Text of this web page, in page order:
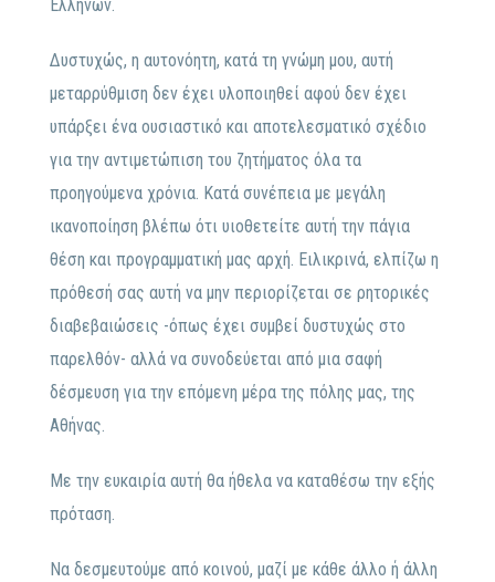
Ελλήνων.
Δυστυχώς, η αυτονόητη, κατά τη γνώμη μου, αυτή
μεταρρύθμιση δεν έχει υλοποιηθεί αφού δεν έχει
υπάρξει ένα ουσιαστικό και αποτελεσματικό σχέδιο
για την αντιμετώπιση του ζητήματος όλα τα
προηγούμενα χρόνια. Κατά συνέπεια με μεγάλη
ικανοποίηση βλέπω ότι υιοθετείτε αυτή την πάγια
θέση και προγραμματική μας αρχή. Ειλικρινά, ελπίζω η
πρόθεσή σας αυτή να μην περιορίζεται σε ρητορικές
διαβεβαιώσεις -όπως έχει συμβεί δυστυχώς στο
παρελθόν- αλλά να συνοδεύεται από μια σαφή
δέσμευση για την επόμενη μέρα της πόλης μας, της
Αθήνας.
Με την ευκαιρία αυτή θα ήθελα να καταθέσω την εξής
πρόταση.
Να δεσμευτούμε από κοινού, μαζί με κάθε άλλο ή άλλη